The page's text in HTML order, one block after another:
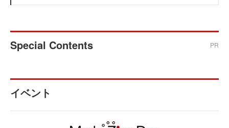
Special Contents PR
イベント